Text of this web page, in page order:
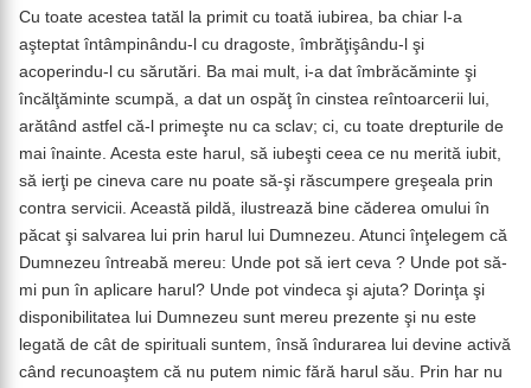
Cu toate acestea tatăl la primit cu toată iubirea, ba chiar l-a
aşteptat întâmpinându-l cu dragoste, îmbrăţişându-l şi
acoperindu-l cu sărutări. Ba mai mult, i-a dat îmbrăcăminte şi
încălţăminte scumpă, a dat un ospăţ în cinstea reîntoarcerii lui,
arătând astfel că-l primeşte nu ca sclav; ci, cu toate drepturile de
mai înainte. Acesta este harul, să iubeşti ceea ce nu merită iubit,
să ierţi pe cineva care nu poate să-şi răscumpere greşeala prin
contra servicii. Această pildă, ilustrează bine căderea omului în
păcat şi salvarea lui prin harul lui Dumnezeu. Atunci înţelegem că
Dumnezeu întreabă mereu: Unde pot să iert ceva ? Unde pot să-
mi pun în aplicare harul? Unde pot vindeca şi ajuta? Dorinţa şi
disponibilitatea lui Dumnezeu sunt mereu prezente şi nu este
legată de cât de spirituali suntem, însă îndurarea lui devine activă
când recunoaştem că nu putem nimic fără harul său. Prin har nu